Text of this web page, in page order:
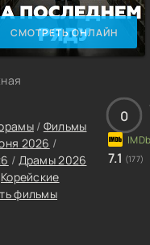
СМОТРЕТЬ ОНЛАЙН
/ Фильмы
2026 /
/ Драмы 2026
Корейские
фильмы
0
7.1 (177)